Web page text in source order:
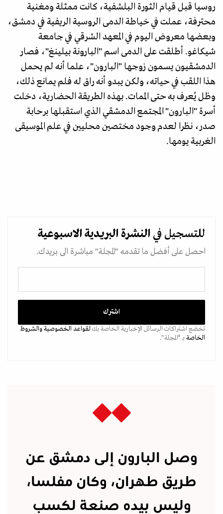
روسيا قبل قيام الثورة البلشفية، كانت ممثلة ومغنية
محترفة، عملت في خياطة الدمى الروسية الريفية في دمشق،
وبعضها معروض اليوم في المعهد الشرقي في جامعة
شيكاغو. أطلقت على الدمى اسم "البارونة بيلينغ"، فصار
الدمشقيون يسمون زوجها "البارون"، علما أنه لم يحمل
هذا اللقب في حياته، ولكن يبدو أنه راق له فلم يمانع ذلك،
وظل يُعرف به حتى الممات. بهذه الطريقة الحضارية، دخلت
أسرة "البارون" المجتمع الدمشقي الذي استقبلها برحابة
صدر، نظرا لعدم وجود مختصين محليين في علم الموسيقى
الغربية يومها.
للتسجيل في النشرة البريدية الاسبوعية
احصل على أفضل ما تقدمه "المجلة" مباشرة الى بريدك.
تخضع اشتراكات الرسائل الإخبارية الخاصة بكلقواعد الخصوصيةوالشروط
الخاصة بـ “المجلة".
وصل البارون إلى دمشق عن
طريق طهران، وكان مفلسا،
وليس بيده صنعة لكسب